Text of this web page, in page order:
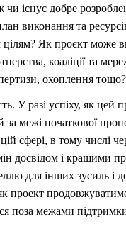
чи існує добре
виконання та
цілям? Як проєкт може
коаліції та
охоплення тощо?
У разі успіху, як цей
межі початкової
сфері, в тому числі
досвідом і кращими
для інших зусиль і
проект
поза межами